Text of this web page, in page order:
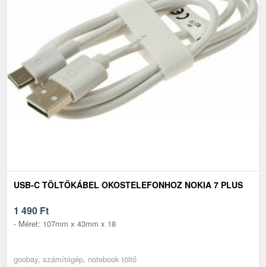
USB-C TÖLTŐKÁBEL OKOSTELEFONHOZ NOKIA 7 PLUS
1 490 Ft
- Méret: 107mm x 43mm x 18
goobay, számítógép, notebook töltő